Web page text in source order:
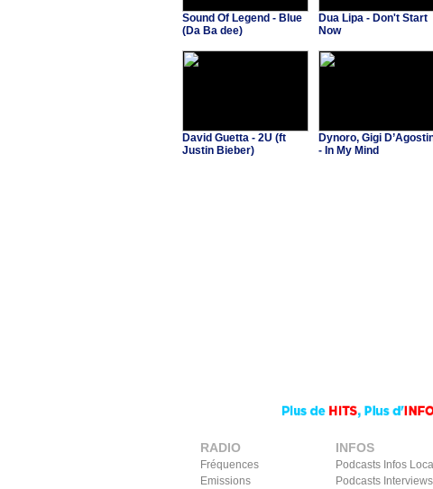
Sound Of Legend - Blue
(Da Ba dee)
Dua Lipa - Don't Start
Now
David Guetta - 2U (ft
Justin Bieber)
Dynoro, Gigi
- In My Mind
RADIO
Fréquences
Emissions
INFOS
Podcasts Infos
Podcasts Interviews